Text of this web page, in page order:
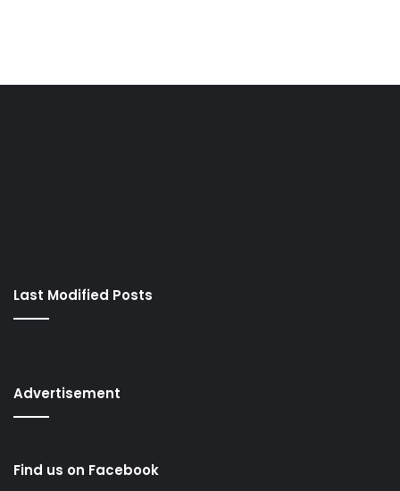
Last Modified Posts
Advertisement
Find us on Facebook